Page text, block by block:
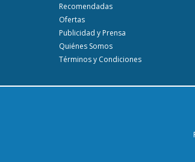
Recomendadas
Ofertas
Publicidad y Prensa
Quiénes Somos
Términos y Condiciones